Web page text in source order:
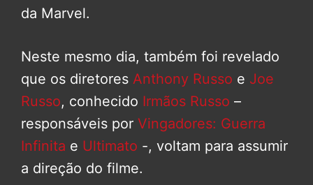
da Marvel.
Neste mesmo dia, também foi revelado
que os diretores Anthony Russo e Joe
Russo, conhecido Irmãos Russo –
responsáveis por Vingadores: Guerra
Infinita e Ultimato -, voltam para assumir
a direção do filme.